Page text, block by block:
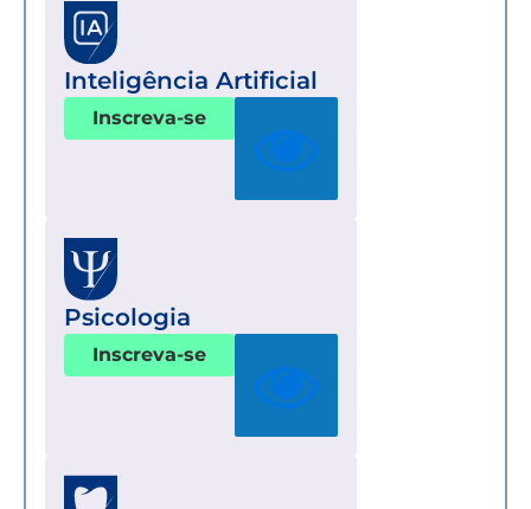
Inteligência Artificial
Inscreva-se
Psicologia
Inscreva-se